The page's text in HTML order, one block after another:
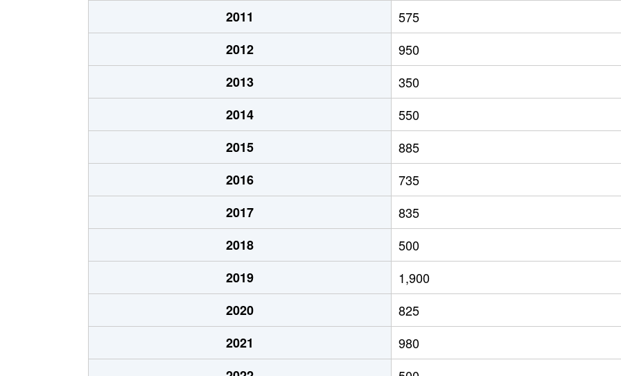
2011
575
2012
950
2013
350
2014
550
2015
885
2016
735
2017
835
2018
500
2019
1,900
2020
825
2021
980